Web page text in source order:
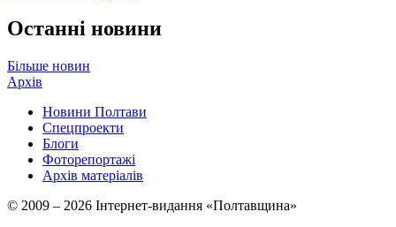
Останні новини
Більше новин
Архів
Новини Полтави
Спецпроекти
Блоги
Фоторепортажі
Архів матеріалів
© 2009 – 2026 Інтернет-видання «Полтавщина»